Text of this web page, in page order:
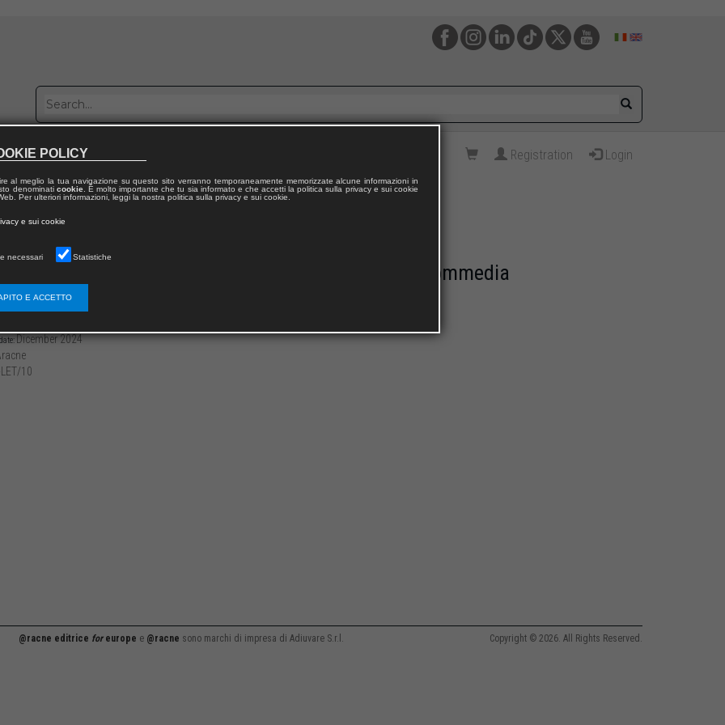
with us Registration Login
la natura, il peccato: le affinità elettive nella Divina Commedia
Dicember 2024
LET/10
@racne editrice foreurope e @racne sono marchi di impresa di Adiuvare S.r.l. Copyright © 2026. All Rights Reserved.
POLICY
al meglio la tua navigazione su questo sito verranno temporaneamente memorizzate alcune informazioni in
denominati cookie. È molto importante che tu sia informato e che accetti la politica sulla privacy e sui cookie
Per ulteriori informazioni, leggi la nostra politica sulla privacy e sui cookie.
e sui cookie
necessari Statistiche
E ACCETTO